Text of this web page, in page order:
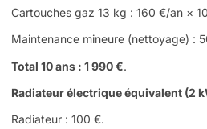
Cartouches gaz 13 kg : 160 €/an ×
Maintenance mineure (nettoyage) :
Total 10 ans : 1 990 €.
Radiateur électrique équivalent (2
Radiateur : 100 €.